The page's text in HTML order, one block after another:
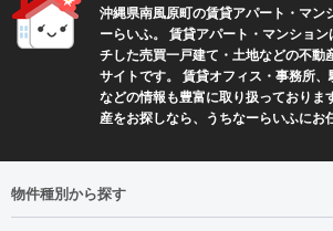
沖縄県南風原町の賃貸アパート・マン
ーらいふ。 賃貸アパート・マンショ
チした売買一戸建て・土地などの不動
サイトです。 賃貸オフィス・事務所
などの情報も豊富に取り扱っておりま
産をお探しなら、うちなーらいふにお
物件種別から探す